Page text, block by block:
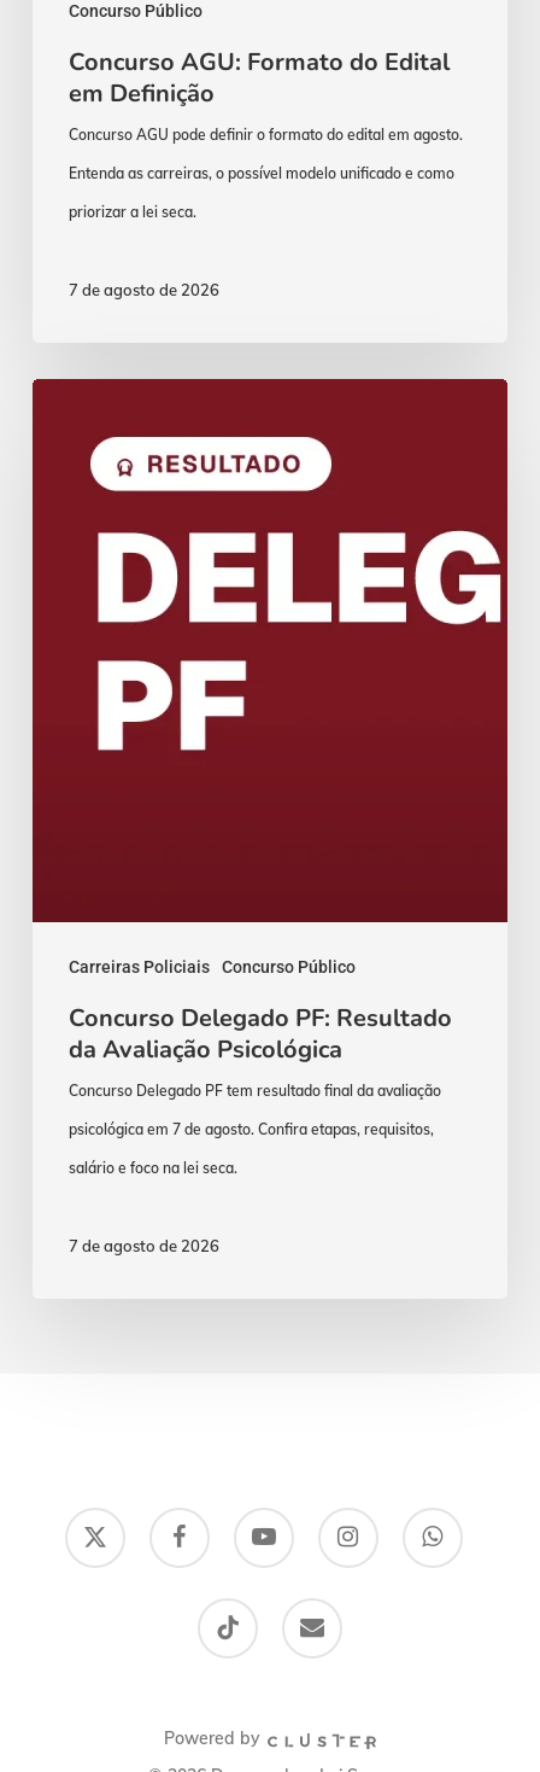
Concurso Público
Concurso AGU: Formato do Edital
em Definição
Concurso AGU pode definir o formato do edital em agosto.
Entenda as carreiras, o possível modelo unificado e como
priorizar a lei seca.
7 de agosto de 2026
Carreiras Policiais Concurso Público
Delegado
Psicológica
Concurso Delegado PF: Resultado
da Avaliação Psicológica
Concurso Delegado PF tem resultado final da avaliação
psicológica em 7 de agosto. Confira etapas, requisitos,
salário e foco na lei seca.
7 de agosto de 2026
x-
twitter
facebook youtube instagram whatsapp
tiktok email
Powered by